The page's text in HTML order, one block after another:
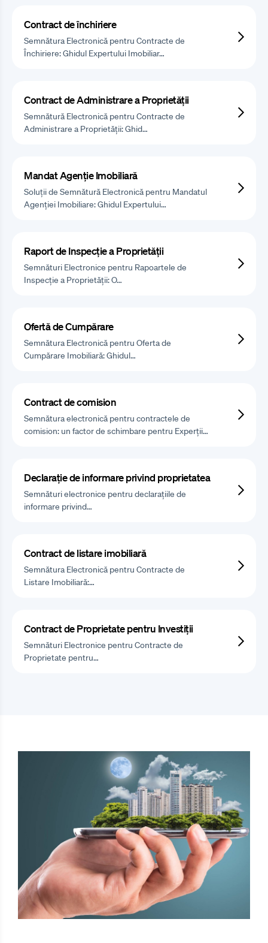
Contract de închiriere
Semnătura Electronică pentru Contracte de
Închiriere: Ghidul Expertului Imobiliar…
Contract de Administrare a Proprietății
Semnătură Electronică pentru Contracte de
Administrare a Proprietății: Ghid…
Mandat Agenție Imobiliară
Soluții de Semnătură Electronică pentru Mandatul
Agenției Imobiliare: Ghidul Expertului…
Raport de Inspecție a Proprietății
Semnături Electronice pentru Rapoartele de
Inspecție a Proprietății: O…
Ofertă de Cumpărare
Semnătura Electronică pentru Oferta de
Cumpărare Imobiliară: Ghidul…
Contract de comision
Semnătura electronică pentru contractele de
comision: un factor de schimbare pentru Experții…
Declarație de informare privind proprietatea
Semnături electronice pentru declarațiile de
informare privind…
Contract de listare imobiliară
Semnătura Electronică pentru Contracte de
Listare Imobiliară:…
Contract de Proprietate pentru Investiții
Semnături Electronice pentru Contracte de
Proprietate pentru…